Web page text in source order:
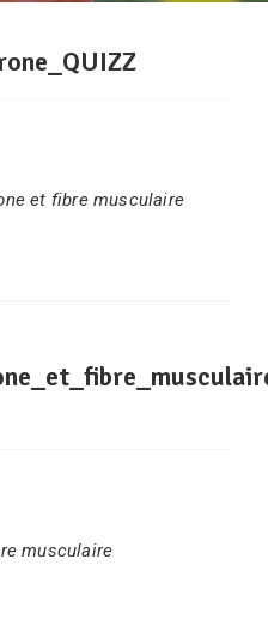
et fibre musculaire
musculaire